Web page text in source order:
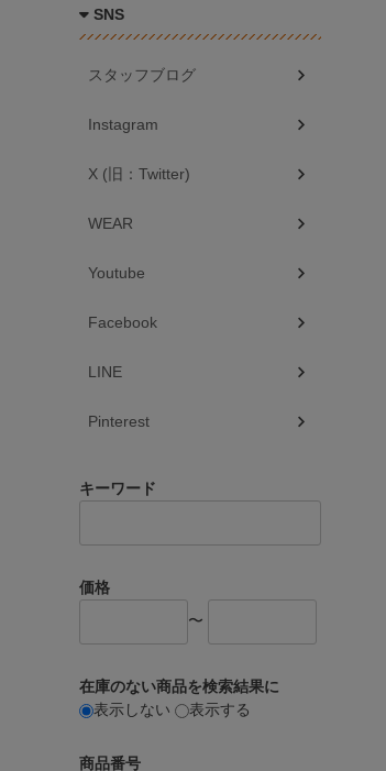
SNS
スタッフブログ
Instagram
X (旧：Twitter)
WEAR
Youtube
Facebook
LINE
Pinterest
キーワード
価格
〜
在庫のない商品を検索結果に
表示しない
表示する
商品番号